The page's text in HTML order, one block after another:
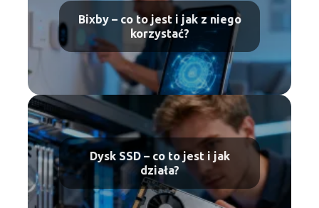
Bixby – co to jest i jak z niego
korzystać?
Dysk SSD – co to jest i jak
działa?